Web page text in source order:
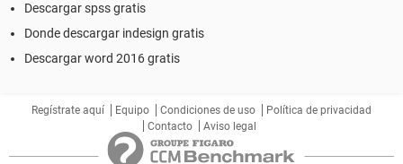
Descargar spss gratis
Donde descargar indesign gratis
Descargar word 2016 gratis
Regístrate aquí Equipo Condiciones de uso
Política de privacidad
Contacto
Aviso legal